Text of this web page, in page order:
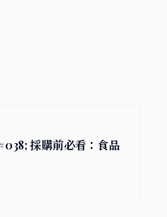
採購前必看：食品